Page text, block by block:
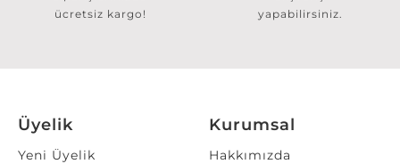
ücretsiz kargo!
yapabilirsiniz.
Üyelik
Yeni Üyelik
Kurumsal
Hakkımızda